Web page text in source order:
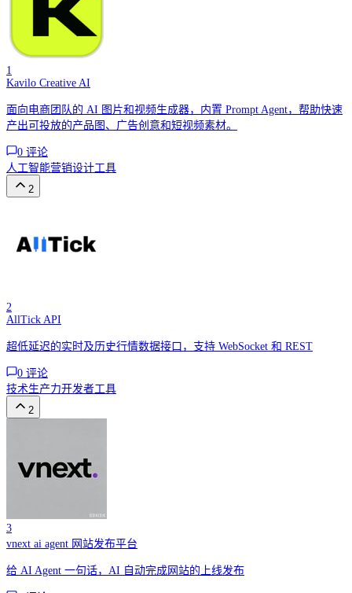
1
Kavilo Creative AI
面向电商团队的 AI 图片和视频生成器，内置 Prompt Agent，帮助快速
产出可投放的产品图、广告创意和短视频素材。
0 评论
人工智能营销设计工具
2
2
AllTick API
超低延迟的实时及历史行情数据接口，支持 WebSocket 和 REST
0 评论
技术生产力开发者工具
2
3
vnext ai agent 网站发布平台
给 AI Agent 一句话，AI 自动完成网站的上线发布